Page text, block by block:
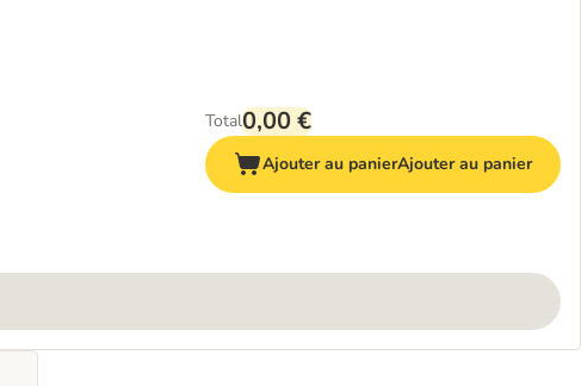
Total0,00 €
Ajouter au panierAjouter au panier